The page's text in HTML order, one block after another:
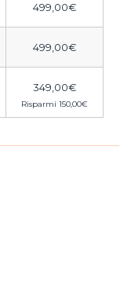
499,00€
499,00€
349,00€
Risparmi 150,00€